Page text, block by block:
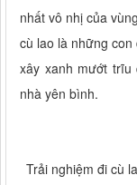
nhất vô nhị của
cù lao là những
xây xanh mướt
nhà yên bình.
Trải nghiệm đi cù